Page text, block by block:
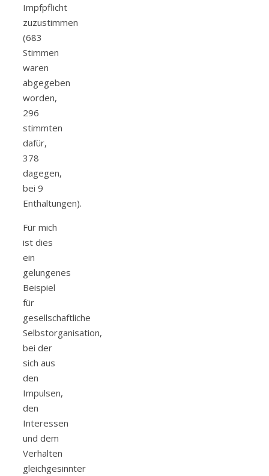
Impfpflicht
zuzustimmen
(683
Stimmen
waren
abgegeben
worden,
296
stimmten
dafür,
378
dagegen,
bei 9
Enthaltungen).
Für mich
ist dies
ein
gelungenes
Beispiel
für
gesellschaftliche
Selbstorganisation,
bei der
sich aus
den
Impulsen,
den
Interessen
und dem
Verhalten
gleichgesinnter